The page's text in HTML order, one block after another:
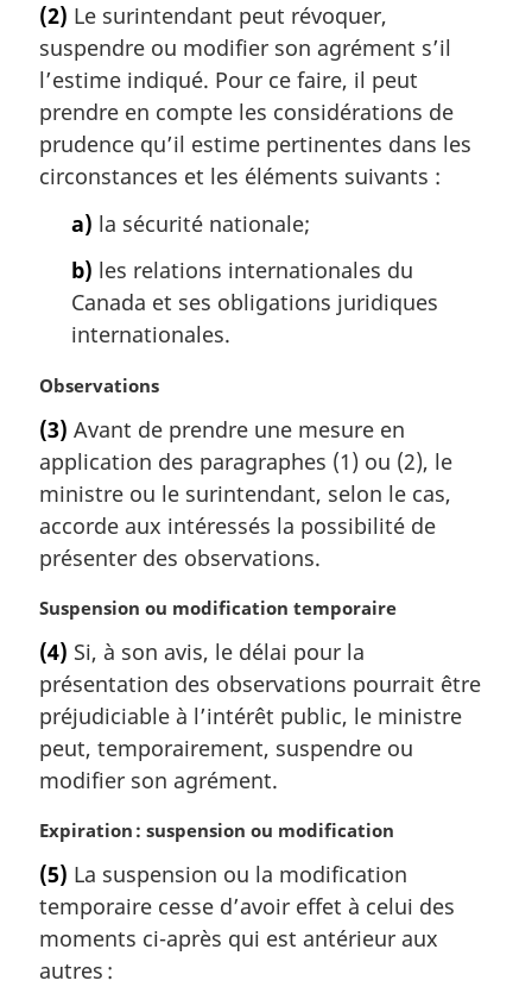
e
m
a
r
g
i
n
(2) Le surintendant peut révoquer,
suspendre ou modifier son agrément s’il
l’estime indiqué. Pour ce faire, il peut
prendre en compte les considérations de
prudence qu’il estime pertinentes dans les
circonstances et les éléments suivants :
a) la sécurité nationale;
b) les relations internationales du
Canada et ses obligations juridiques
internationales.
N
t
e
m
a
g
n
a
e
:
Observations
(3) Avant de prendre une mesure en
application des paragraphes (1) ou (2), le
ministre ou le surintendant, selon le cas,
accorde aux intéressés la possibilité de
présenter des observations.
N
t
e
m
a
r
g
n
a
l
e
:
Suspension ou modification temporaire
(4) Si, à son avis, le délai pour la
présentation des observations pourrait être
préjudiciable à l’intérêt public, le ministre
peut, temporairement, suspendre ou
modifier son agrément.
N
t
e
m
a
Expiration : suspension ou modification
(5) La suspension ou la modification
temporaire cesse d’avoir effet à celui des
moments ci-après qui est antérieur aux
autres :